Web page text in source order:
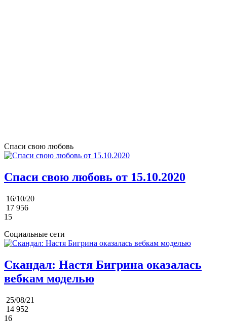
Спаси свою любовь
Спаси свою любовь от 15.10.2020
16/10/20
17 956
15
Социальные сети
Скандал: Настя Бигрина оказалась
вебкам моделью
25/08/21
14 952
16